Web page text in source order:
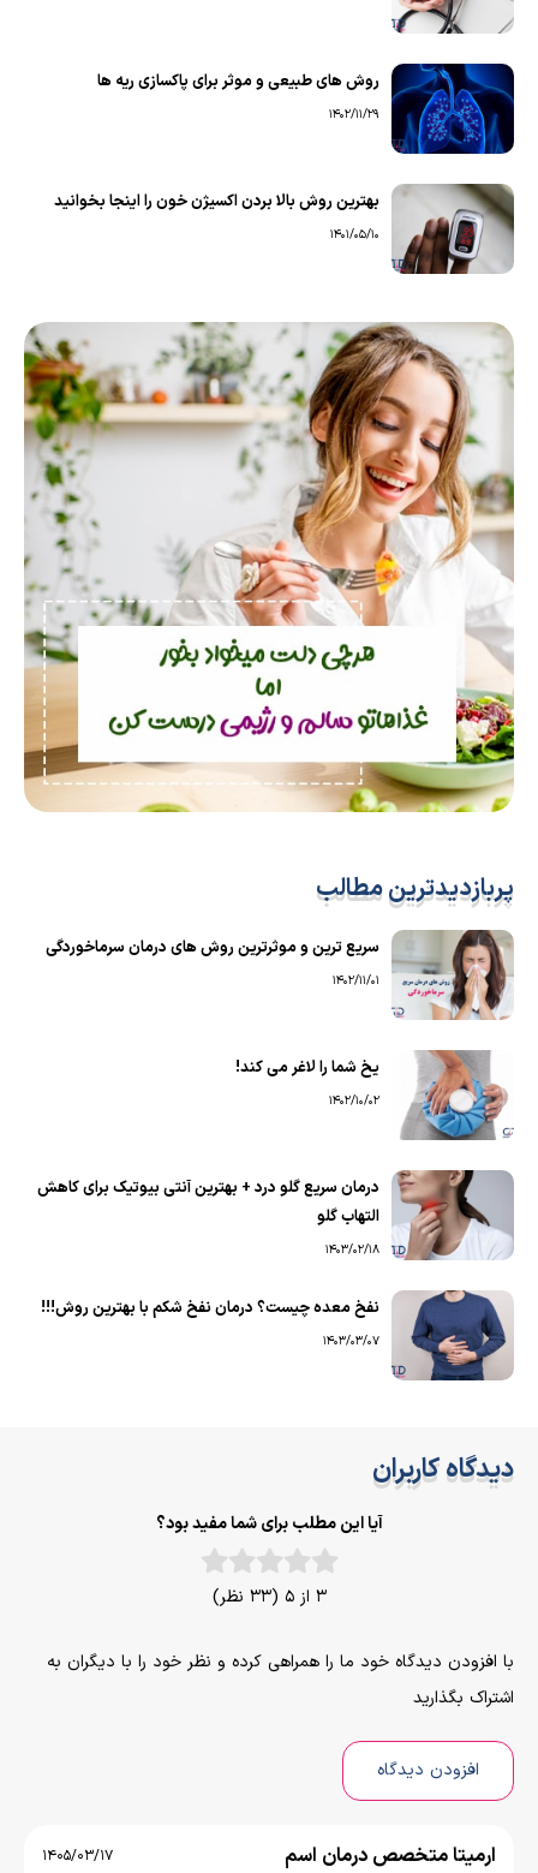
روش های طبیعی و موثر برای پاکسازی ریه ها
1402/11/29
بهترین روش بالا بردن اکسیژن خون را اینجا بخوانید
1401/05/10
پربازدیدترین مطالب
سریع ترین و موثرترین روش های درمان سرماخوردگی
1402/11/01
یخ شما را لاغر می کند!
1402/10/02
درمان سریع گلو درد + بهترین آنتی بیوتیک برای کاهش
التهاب گلو
1403/02/18
نفخ معده چیست؟ درمان نفخ شکم با بهترین روش!!!
1403/03/07
دیدگاه کاربران
آیا این مطلب برای شما مفید بود؟
3 از 5 (33 نظر)
با افزودن دیدگاه خود ما را همراهی کرده و نظر خود را با دیگران به
اشتراک بگذارید
افزودن دیدگاه
ارمیتا متخصص درمان اسم 1405/03/17